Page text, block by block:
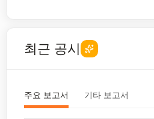
최근 공시
주요 보고서 기타 보고서